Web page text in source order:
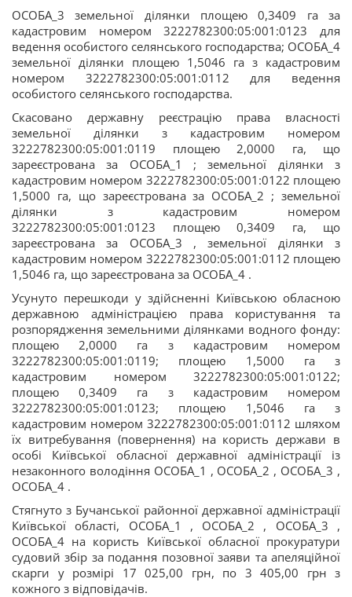
ОСОБА_3 земельної ділянки площею 0,3409 га за
кадастровим номером 3222782300:05:001:0123 для
ведення особистого селянського господарства; ОСОБА_4
земельної ділянки площею 1,5046 га з кадастровим
номером 3222782300:05:001:0112 для ведення
особистого селянського господарства.
Скасовано державну реєстрацію права власності
земельної ділянки з кадастровим номером
3222782300:05:001:0119 площею 2,0000 га, що
зареєстрована за ОСОБА_1 ; земельної ділянки з
кадастровим номером 3222782300:05:001:0122 площею
1,5000 га, що зареєстрована за ОСОБА_2 ; земельної
ділянки з кадастровим номером
3222782300:05:001:0123 площею 0,3409 га, що
зареєстрована за ОСОБА_3 , земельної ділянки з
кадастровим номером 3222782300:05:001:0112 площею
1,5046 га, що зареєстрована за ОСОБА_4 .
Усунуто перешкоди у здійсненні Київською обласною
державною адміністрацією права користування та
розпорядження земельними ділянками водного фонду:
площею 2,0000 га з кадастровим номером
3222782300:05:001:0119; площею 1,5000 га з
кадастровим номером 3222782300:05:001:0122;
площею 0,3409 га з кадастровим номером
3222782300:05:001:0123; площею 1,5046 га з
кадастровим номером 3222782300:05:001:0112 шляхом
їх витребування (повернення) на користь держави в
особі Київської обласної державної адміністрації із
незаконного володіння ОСОБА_1 , ОСОБА_2 , ОСОБА_3 ,
ОСОБА_4 .
Стягнуто з Бучанської районної державної адміністрації
Київської області, ОСОБА_1 , ОСОБА_2 , ОСОБА_3 ,
ОСОБА_4 на користь Київської обласної прокуратури
судовий збір за подання позовної заяви та апеляційної
скарги у розмірі 17 025,00 грн, по 3 405,00 грн з
кожного з відповідачів.